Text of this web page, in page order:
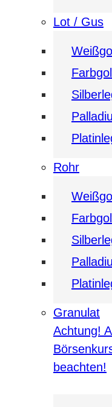
Lot / Gus
Rohr
Granulat
Achtung!
beachten!